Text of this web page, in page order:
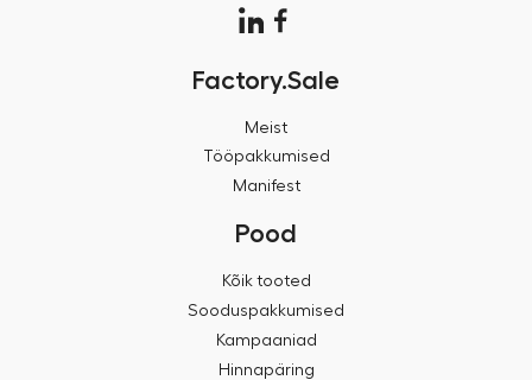
Factory.Sale
Meist
Tööpakkumised
Manifest
Pood
Kõik tooted
Sooduspakkumised
Kampaaniad
Hinnapäring